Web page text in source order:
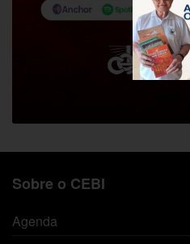
Sobre o CEBI
Agenda